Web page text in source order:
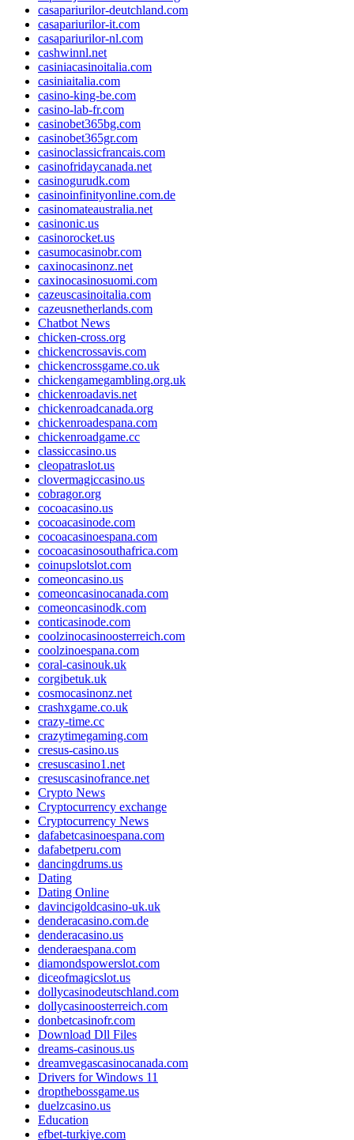
casapariurilor-deutchland.com
casapariurilor-it.com
casapariurilor-nl.com
cashwinnl.net
casiniacasinoitalia.com
casiniaitalia.com
casino-king-be.com
casino-lab-fr.com
casinobet365bg.com
casinobet365gr.com
casinoclassicfrancais.com
casinofridaycanada.net
casinogurudk.com
casinoinfinityonline.com.de
casinomateaustralia.net
casinonic.us
casinorocket.us
casumocasinobr.com
caxinocasinonz.net
caxinocasinosuomi.com
cazeuscasinoitalia.com
cazeusnetherlands.com
Chatbot News
chicken-cross.org
chickencrossavis.com
chickencrossgame.co.uk
chickengamegambling.org.uk
chickenroadavis.net
chickenroadcanada.org
chickenroadespana.com
chickenroadgame.cc
classiccasino.us
cleopatraslot.us
clovermagiccasino.us
cobragor.org
cocoacasino.us
cocoacasinode.com
cocoacasinoespana.com
cocoacasinosouthafrica.com
coinupslotslot.com
comeoncasino.us
comeoncasinocanada.com
comeoncasinodk.com
conticasinode.com
coolzinocasinoosterreich.com
coolzinoespana.com
coral-casinouk.uk
corgibetuk.uk
cosmocasinonz.net
crashxgame.co.uk
crazy-time.cc
crazytimegaming.com
cresus-casino.us
cresuscasino1.net
cresuscasinofrance.net
Crypto News
Cryptocurrency exchange
Cryptocurrency News
dafabetcasinoespana.com
dafabetperu.com
dancingdrums.us
Dating
Dating Online
davincigoldcasino-uk.uk
denderacasino.com.de
denderacasino.us
denderaespana.com
diamondspowerslot.com
diceofmagicslot.us
dollycasinodeutschland.com
dollycasinoosterreich.com
donbetcasinofr.com
Download Dll Files
dreams-casinous.us
dreamvegascasinocanada.com
Drivers for Windows 11
dropthebossgame.us
duelzcasino.us
Education
efbet-turkiye.com